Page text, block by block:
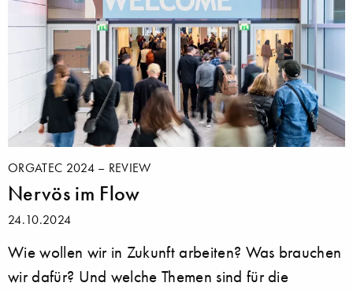
ORGATEC 2024 – REVIEW
Nervös im Flow
24.10.2024
Wie wollen wir in Zukunft arbeiten? Was brauchen
wir dafür? Und welche Themen sind für die